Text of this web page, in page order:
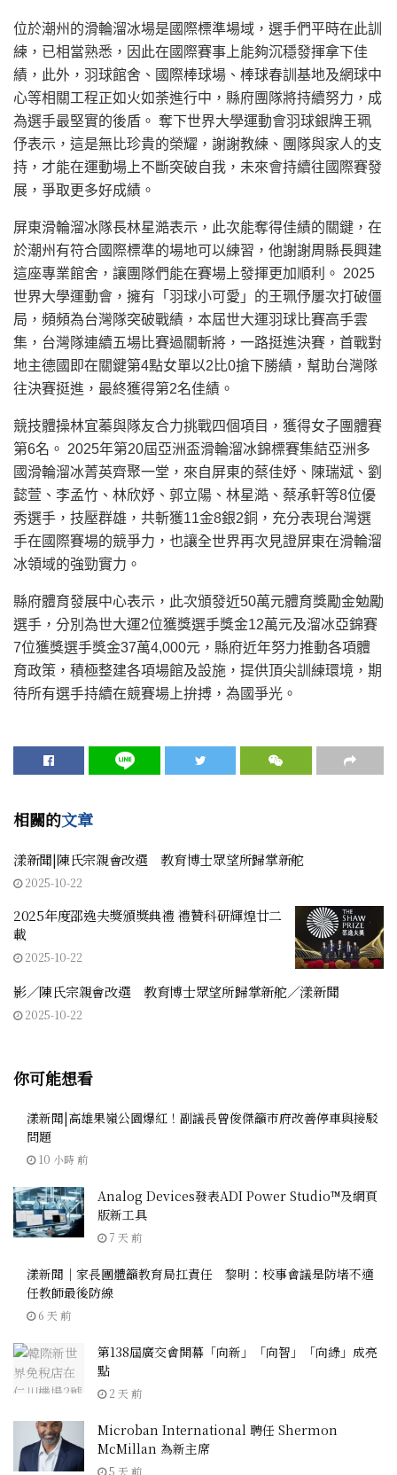
位於潮州的滑輪溜冰場是國際標準場域，選手們平時在此訓
練，已相當熟悉，因此在國際賽事上能夠沉穩發揮拿下佳
績，此外，羽球館舍、國際棒球場、棒球春訓基地及網球中
心等相關工程正如火如荼進行中，縣府團隊將持續努力，成
為選手最堅實的後盾。 奪下世界大學運動會羽球銀牌王珮
伃表示，這是無比珍貴的榮耀，謝謝教練、團隊與家人的支
持，才能在運動場上不斷突破自我，未來會持續往國際賽發
展，爭取更多好成績。
屏東滑輪溜冰隊長林星澔表示，此次能奪得佳績的關鍵，在
於潮州有符合國際標準的場地可以練習，他謝謝周縣長興建
這座專業館舍，讓團隊們能在賽場上發揮更加順利。 2025
世界大學運動會，擁有「羽球小可愛」的王珮伃屢次打破僵
局，頻頻為台灣隊突破戰績，本屆世大運羽球比賽高手雲
集，台灣隊連續五場比賽過關斬將，一路挺進決賽，首戰對
地主德國即在關鍵第4點女單以2比0搶下勝績，幫助台灣隊
往決賽挺進，最終獲得第2名佳績。
競技體操林宜蓁與隊友合力挑戰四個項目，獲得女子團體賽
第6名。 2025年第20屆亞洲盃滑輪溜冰錦標賽集結亞洲多
國滑輪溜冰菁英齊聚一堂，來自屏東的蔡佳妤、陳瑞斌、劉
懿萱、李孟竹、林欣妤、郭立陽、林星澔、蔡承軒等8位優
秀選手，技壓群雄，共斬獲11金8銀2銅，充分表現台灣選
手在國際賽場的競爭力，也讓全世界再次見證屏東在滑輪溜
冰領域的強勁實力。
縣府體育發展中心表示，此次頒發近50萬元體育獎勵金勉勵
選手，分別為世大運2位獲獎選手獎金12萬元及溜冰亞錦賽
7位獲獎選手獎金37萬4,000元，縣府近年努力推動各項體
育政策，積極整建各項場館及設施，提供頂尖訓練環境，期
待所有選手持續在競賽場上拚搏，為國爭光。
相關的文章
漾新聞|陳氏宗親會改選 教育博士眾望所歸掌新舵
2025-10-22
2025年度邵逸夫獎頒獎典禮 禮贊科研輝煌廿二
載
2025-10-22
影／陳氏宗親會改選 教育博士眾望所歸掌新舵／漾新聞
2025-10-22
你可能想看
漾新聞|高雄果嶺公園爆紅！副議長曾俊傑籲市府改善停車與接駁
問題
10 小時 前
Analog Devices發表ADI Power Studio™及網頁
版新工具
7 天 前
漾新聞｜家長團體籲教育局扛責任 黎明：校事會議是防堵不適
任教師最後防線
6 天 前
第138屆廣交會開幕「向新」「向智」「向綠」成亮
點
2 天 前
Microban International 聘任 Shermon
McMillan 為新主席
5 天 前